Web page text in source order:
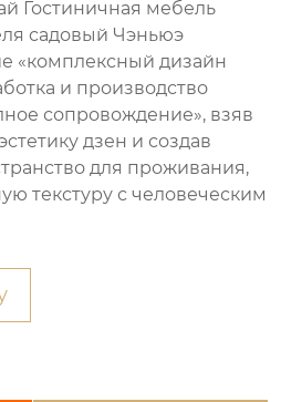
Гостиничная мебель
садовый Чэньюэ
«комплексный дизайн
и производство
сопровождение», взяв
дзен и создав
для проживания,
текстуру с человеческим